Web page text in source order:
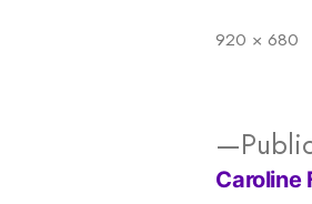
Full
920 × 680
Caroline